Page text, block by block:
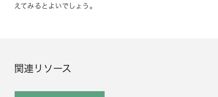
えてみるとよいでしょう。
関連リソース